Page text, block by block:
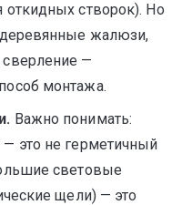
створок). Но
жалюзи,
—
монтажа.
Важно понимать:
это не герметичный
световые
щели) — это